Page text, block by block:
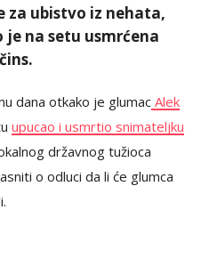
za ubistvo iz nehata,
na setu usmrćena
dana otkako je glumac Alek
upucao i usmrtio snimateljku
državnog tužioca
o odluci da li će glumca